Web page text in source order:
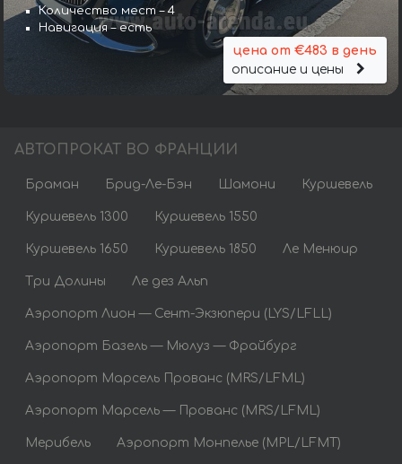
Количество мест – 4
Навигация – есть
цена от €483 в день
описание и цены
АВТОПРОКАТ ВО ФРАНЦИИ
Браман Брид-Ле-Бэн Шамони Куршевель
Куршевель 1300 Куршевель 1550
Куршевель 1650 Куршевель 1850 Ле Менюир
Три Долины Ле дез Альп
Аэропорт Лион — Сент-Экзюпери (LYS/LFLL)
Аэропорт Базель — Мюлуз — Фрайбург
Аэропорт Марсель Прованс (MRS/LFML)
Аэропорт Марсель — Прованс (MRS/LFML)
Мерибель Аэропорт Монпелье (MPL/LFMT)